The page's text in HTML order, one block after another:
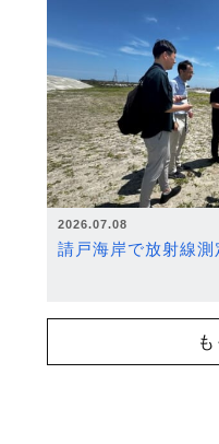
2026.07.08
請戸海岸で放射線測